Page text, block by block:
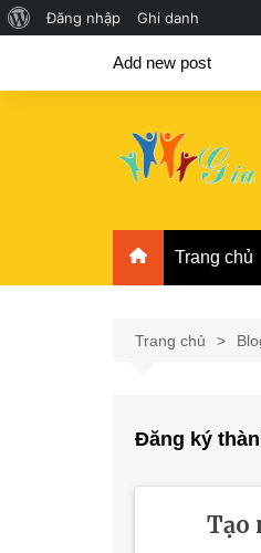
Giới
về
Đăng nhập Ghi danh
Add new post
Trang chủ
Trang chủ
Đăng ký
Tạo